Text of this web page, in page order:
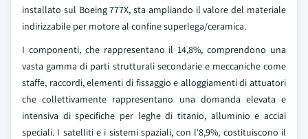
installato sul Boeing 777X, sta ampliando il valore del materiale
indirizzabile per motore al confine superlega/ceramica.
I componenti, che rappresentano il 14,8%, comprendono una
vasta gamma di parti strutturali secondarie e meccaniche come
staffe, raccordi, elementi di fissaggio e alloggiamenti di attuatori
che collettivamente rappresentano una domanda elevata e
intensiva di specifiche per leghe di titanio, alluminio e acciai
speciali. I satelliti e i sistemi spaziali, con l'8,9%, costituiscono il